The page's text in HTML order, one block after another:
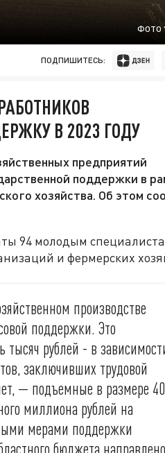
ФОТО
ПОДПИШИТЕСЬ:
В 2023 ГОДУ
предприятий
поддержки в
хозяйства. Об этом
94 молодым
и фермерских
производстве
поддержки. Это
рублей - в
заключивших трудовой
— подъемные в размере
миллиона рублей на
мерами поддержки